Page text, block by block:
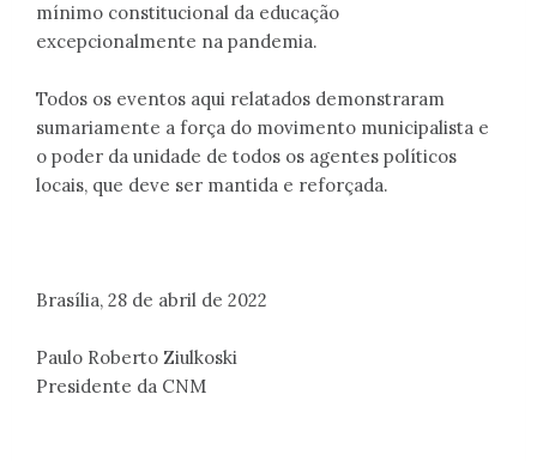
mínimo constitucional da educação
excepcionalmente na pandemia.
Todos os eventos aqui relatados demonstraram
sumariamente a força do movimento municipalista e
o poder da unidade de todos os agentes políticos
locais, que deve ser mantida e reforçada.
Brasília, 28 de abril de 2022
Paulo Roberto Ziulkoski
Presidente da CNM